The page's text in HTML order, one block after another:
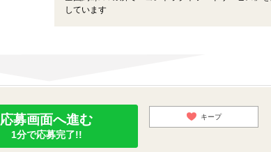
しています
応募画面へ進む
1分で応募完了!!
キープ